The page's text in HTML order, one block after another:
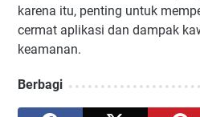
karena itu, penting untuk
cermat aplikasi dan dampak
keamanan.
Berbagi